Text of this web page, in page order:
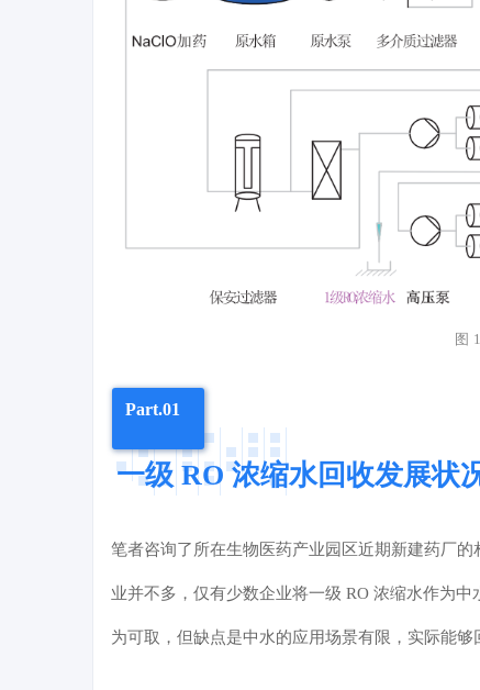
图
Part.01
一级 RO 浓缩水回收发展状
笔者咨询了所在生物医药产业园区近期新建药厂
业并不多，仅有少数企业将一级 RO 浓缩水作为
为可取，但缺点是中水的应用场景有限，实际能够